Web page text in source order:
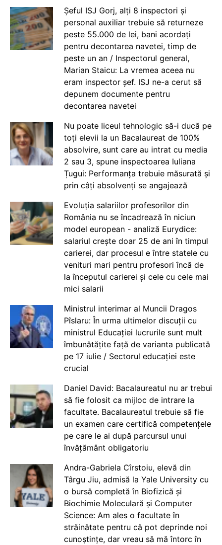
Șeful ISJ Gorj, alți 8 inspectori și
personal auxiliar trebuie să returneze
peste 55.000 de lei, bani acordați
pentru decontarea navetei, timp de
peste un an / Inspectorul general,
Marian Staicu: La vremea aceea nu
eram inspector șef. ISJ ne-a cerut să
depunem documente pentru
decontarea navetei
Nu poate liceul tehnologic să-i ducă pe
toți elevii la un Bacalaureat de 100%
absolvire, sunt care au intrat cu media
2 sau 3, spune inspectoarea Iuliana
Țugui: Performanța trebuie măsurată și
prin câți absolvenți se angajează
Evoluția salariilor profesorilor din
România nu se încadrează în niciun
model european - analiză Eurydice:
salariul crește doar 25 de ani în timpul
carierei, dar procesul e între statele cu
venituri mari pentru profesori încă de
la începutul carierei și cele cu cele mai
mici salarii
Ministrul interimar al Muncii Dragos
Pîslaru: În urma ultimelor discuții cu
ministrul Educației lucrurile sunt mult
îmbunătățite față de varianta publicată
pe 17 iulie / Sectorul educației este
crucial
Daniel David: Bacalaureatul nu ar trebui
să fie folosit ca mijloc de intrare la
facultate. Bacalaureatul trebuie să fie
un examen care certifică competențele
pe care le ai după parcursul unui
învățământ obligatoriu
Andra-Gabriela Cîrstoiu, elevă din
Târgu Jiu, admisă la Yale University cu
o bursă completă în Biofizică și
Biochimie Moleculară și Computer
Science: Am ales o facultate în
străinătate pentru că pot deprinde noi
cunoștințe, dar vreau să mă întorc în